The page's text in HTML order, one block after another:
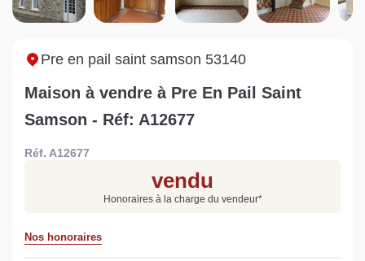
Sarthe pour booster sa
vente
quelles sont les
conséquences ?
Estimez votre bien en ligne.
en quelques clics.
Pre en pail saint samson 53140
Maison à vendre à Pre En Pail Saint
Samson - Réf: A12677
Réf. A12677
vendu
Honoraires à la charge du vendeur*
Nos honoraires